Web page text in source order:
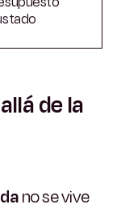
de la
no se vive